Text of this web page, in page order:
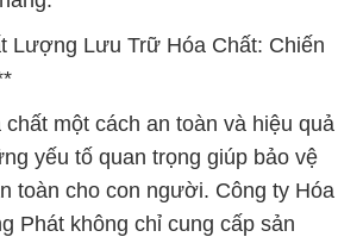
Lượng Lưu Trữ Hóa Chất: Chiến
một cách an toàn và hiệu quả
yếu tố quan trọng giúp bảo vệ
toàn cho con người. Công ty Hóa
Phát không chỉ cung cấp sản